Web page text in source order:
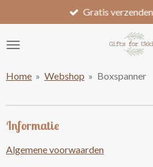
direct
naar
Gratis
Home » Webshop » Boxspanner
Informatie
Algemene voorwaarden